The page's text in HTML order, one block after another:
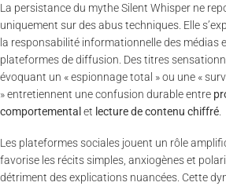
La persistance du mythe Silent Whisper ne
uniquement sur des abus techniques. Elle
la responsabilité informationnelle des médias
plateformes de diffusion. Des titres
évoquant un « espionnage total » ou une «
» entretiennent une confusion durable entre
comportemental et lecture de contenu chiffré
Les plateformes sociales jouent un rôle
favorise les récits simples, anxiogènes et
détriment des explications nuancées. Cette